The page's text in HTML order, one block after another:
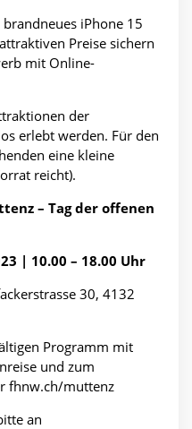
iPhone 15
Preise sichern
mit Online-
der
erlebt werden. Für den
eine kleine
reicht).
– Tag der offenen
| 10.00 – 18.00 Uhr
30, 4132
Programm mit
und zum
fhnw.ch/muttenz
an